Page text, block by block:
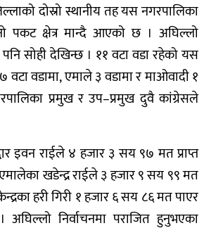
दोस्रो स्थानीय तह यस नगरपालिका
पकट क्षेत्र मान्दै आएको छ । अघिल्लो
पनि सोही देखिन्छ । ११ वटा वडा रहेको यस
वटा वडामा, एमाले ३ वडामा र माओवादी १
प्रमुख र उप–प्रमुख दुवै कांग्रेसले
इवन राईले ४ हजार ३ सय ९७ मत प्राप्त
खडेन्द्र राईले ३ हजार ९ सय ९९ मत
हरी गिरी १ हजार ६ सय ८६ मत पाएर
अघिल्लो निर्वाचनमा पराजित हुनुभएका